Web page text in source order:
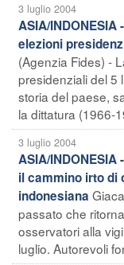
3 luglio 2004
ASIA/
elezioni
(Agenzia Fides) -
presidenziali del 5
storia del paese,
la dittatura (1966-
3 luglio 2004
ASIA/
il cammino irto di
indonesiana
passato che
osservatori alla
luglio. Autorevoli